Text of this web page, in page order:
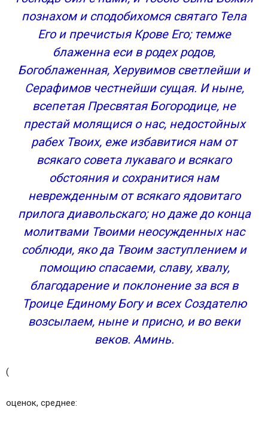
познахом и сподобихомся святаго Тела
Его и пречистыя Крове Его; темже
блаженна еси в родех родов,
Богоблаженная, Херувимов светлейши и
Серафимов честнейши сущая. И ныне,
всепетая Пресвятая Богородице, не
престай молящися о нас, недостойных
рабех Твоих, еже избавитися нам от
всякаго совета лукаваго и всякаго
обстояния и сохранитися нам
неврежденным от всякаго ядовитаго
прилога диавольскаго; но даже до конца
молитвами Твоими неосужденных нас
соблюди, яко да Твоим заступлением и
помощию спасаеми, славу, хвалу,
благодарение и поклонение за вся в
Троице Единому Богу и всех Создателю
возсылаем, ныне и присно, и во веки
веков. Аминь.
(
оценок, среднее: